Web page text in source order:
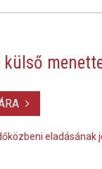
eladásának